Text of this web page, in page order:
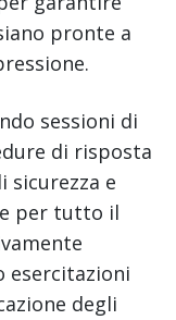
pronte a
sessioni di
di risposta
sicurezza e
per tutto il
esercitazioni
degli